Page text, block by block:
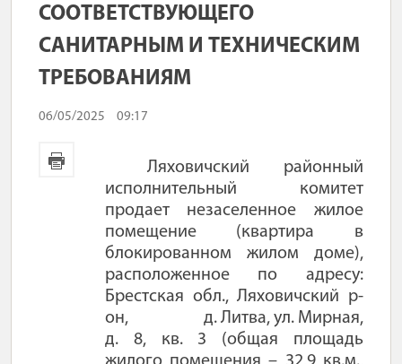
СООТВЕТСТВУЮЩЕГО
САНИТАРНЫМ И ТЕХНИЧЕСКИМ
ТРЕБОВАНИЯМ
06/05/2025 09:17
Ляховичский районный
исполнительный комитет
продает незаселенное жилое
помещение (квартира в
блокированном жилом доме),
расположенное по адресу:
Брестская обл., Ляховичский р-
он,
д. Литва, ул. Мирная,
д. 8, кв. 3 (общая площадь